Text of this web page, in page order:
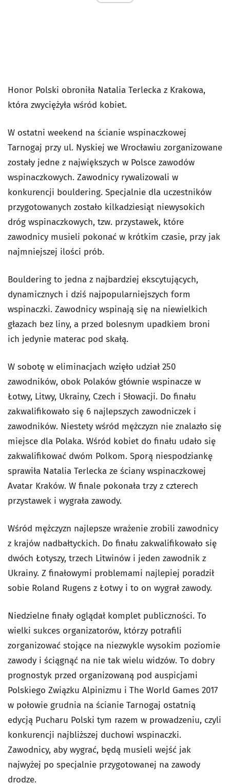
Honor Polski obroniła Natalia Terlecka z Krakowa,
która zwyciężyła wśród kobiet.
W ostatni weekend na ścianie wspinaczkowej
Tarnogaj przy ul. Nyskiej we Wrocławiu zorganizowane
zostały jedne z największych w Polsce zawodów
wspinaczkowych. Zawodnicy rywalizowali w
konkurencji bouldering. Specjalnie dla uczestników
przygotowanych zostało kilkadziesiąt niewysokich
dróg wspinaczkowych, tzw. przystawek, które
zawodnicy musieli pokonać w krótkim czasie, przy jak
najmniejszej ilości prób.
Bouldering to jedna z najbardziej ekscytujących,
dynamicznych i dziś najpopularniejszych form
wspinaczki. Zawodnicy wspinają się na niewielkich
głazach bez liny, a przed bolesnym upadkiem broni
ich jedynie materac pod skałą.
W sobotę w eliminacjach wzięło udział 250
zawodników, obok Polaków głównie wspinacze w
Łotwy, Litwy, Ukrainy, Czech i Słowacji. Do finału
zakwalifikowało się 6 najlepszych zawodniczek i
zawodników. Niestety wśród mężczyzn nie znalazło się
miejsce dla Polaka. Wśród kobiet do finału udało się
zakwalifikować dwóm Polkom. Sporą niespodziankę
sprawiła Natalia Terlecka ze ściany wspinaczkowej
Avatar Kraków. W finale pokonała trzy z czterech
przystawek i wygrała zawody.
Wśród mężczyzn najlepsze wrażenie zrobili zawodnicy
z krajów nadbałtyckich. Do finału zakwalifikowało się
dwóch Łotyszy, trzech Litwinów i jeden zawodnik z
Ukrainy. Z finałowymi problemami najlepiej poradził
sobie Roland Rugens z Łotwy i to on wygrał zawody.
Niedzielne finały oglądał komplet publiczności. To
wielki sukces organizatorów, którzy potrafili
zorganizować stojące na niezwykle wysokim poziomie
zawody i ściągnąć na nie tak wielu widzów. To dobry
prognostyk przed organizowaną pod auspicjami
Polskiego Związku Alpinizmu i The World Games 2017
w połowie grudnia na ścianie Tarnogaj ostatnią
edycją Pucharu Polski tym razem w prowadzeniu, czyli
konkurencji najbliższej duchowi wspinaczki.
Zawodnicy, aby wygrać, będą musieli wejść jak
najwyżej po specjalnie przygotowanej na zawody
drodze.